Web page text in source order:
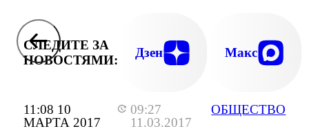
11:08 10
МАРТА 2017
09:27
11.03.2017
ОБЩЕСТВО
СЛЕДИТЕ ЗА
НОВОСТЯМИ:
Дзен Макс